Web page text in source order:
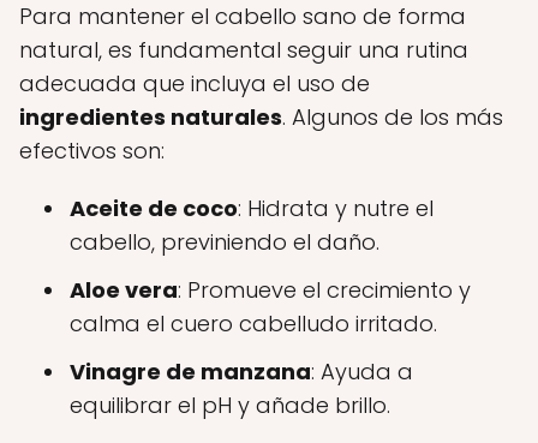
Para mantener el cabello sano de forma
natural, es fundamental seguir una rutina
adecuada que incluya el uso de
ingredientes naturales. Algunos de los más
efectivos son:
Aceite de coco: Hidrata y nutre el
cabello, previniendo el daño.
Aloe vera: Promueve el crecimiento y
calma el cuero cabelludo irritado.
Vinagre de manzana: Ayuda a
equilibrar el pH y añade brillo.